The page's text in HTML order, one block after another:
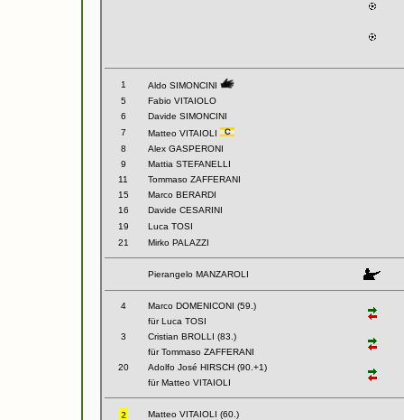
1
Aldo SIMONCINI
5
Fabio VITAIOLO
6
Davide SIMONCINI
7
Matteo VITAIOLI
8
Alex GASPERONI
9
Mattia STEFANELLI
11
Tommaso ZAFFERANI
15
Marco BERARDI
16
Davide CESARINI
19
Luca TOSI
21
Mirko PALAZZI
Pierangelo MANZAROLI
4
Marco DOMENICONI (59.)
für Luca TOSI
3
Cristian BROLLI (83.)
für Tommaso ZAFFERANI
20
Adolfo José HIRSCH (90.+1)
für Matteo VITAIOLI
Matteo VITAIOLI (60.)